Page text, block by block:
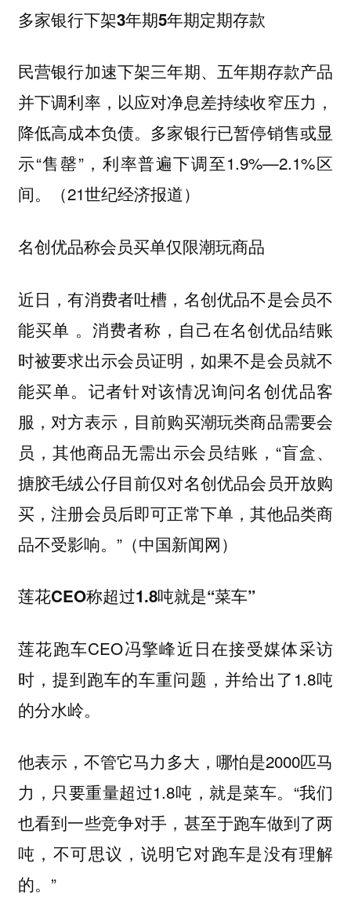
多家银行下架3年期5年期定期存款
民营银行加速下架三年期、五年期存款产品
并下调利率，以应对净息差持续收窄压力，
降低高成本负债。多家银行已暂停销售或显
示“售罄”，利率普遍下调至1.9%—2.1%区
间。（21世纪经济报道）
名创优品称会员买单仅限潮玩商品
近日，有消费者吐槽，名创优品不是会员不
能买单 。消费者称，自己在名创优品结账
时被要求出示会员证明，如果不是会员就不
能买单。记者针对该情况询问名创优品客
服，对方表示，目前购买潮玩类商品需要会
员，其他商品无需出示会员结账，“盲盒、
搪胶毛绒公仔目前仅对名创优品会员开放购
买，注册会员后即可正常下单，其他品类商
品不受影响。”（中国新闻网）
莲花CEO称超过1.8吨就是“菜车”
莲花跑车CEO冯擎峰近日在接受媒体采访
时，提到跑车的车重问题，并给出了1.8吨
的分水岭。
他表示，不管它马力多大，哪怕是2000匹马
力，只要重量超过1.8吨，就是菜车。“我们
也看到一些竞争对手，甚至于跑车做到了两
吨，不可思议，说明它对跑车是没有理解
的。”